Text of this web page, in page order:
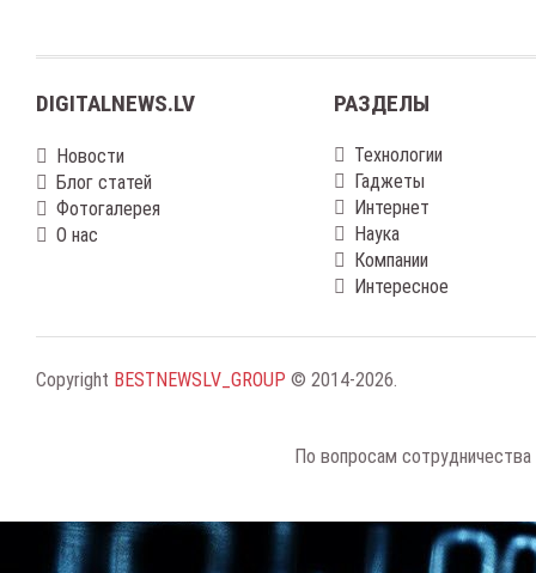
DIGITALNEWS.LV
Новости
Блог статей
Фотогалерея
О нас
РАЗДЕЛЫ
Технологии
Гаджеты
Интернет
Наука
Компании
Интересное
Copyright BESTNEWSLV_GROUP © 2014-2026.
По вопросам